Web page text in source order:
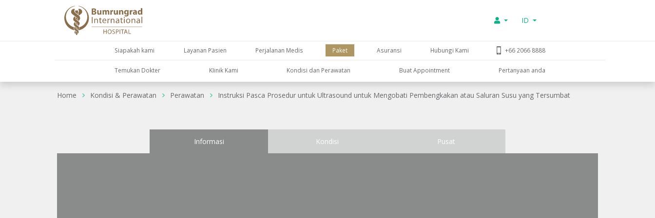
ID
Siapakah kami Layanan Pasien Perjalanan Medis Paket Asuransi Hubungi Kami +66 2066 8888
Temukan Dokter KIinik Kami Kondisi dan Perawatan Buat Appointment Pertanyaan anda
Home Kondisi & Perawatan Perawatan Instruksi Pasca Prosedur untuk Ultrasound untuk Mengobati Pembengkakan atau Saluran Susu yang Tersumbat
Informasi Kondisi Pusat